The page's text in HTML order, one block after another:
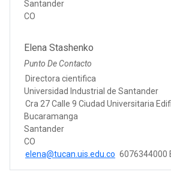
Santander
CO
Elena Stashenko
Punto De Contacto
Directora cientifica
Universidad Industrial de Santander
Cra 27 Calle 9 Ciudad Universitaria
Bucaramanga
Santander
CO
elena@tucan.uis.edu.co 6076344000